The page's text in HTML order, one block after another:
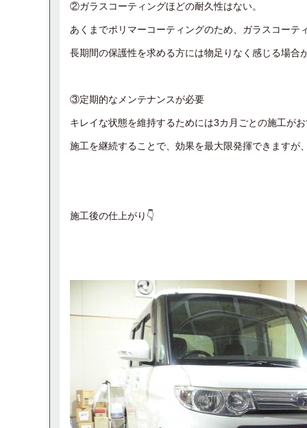
②ガラスコーティングほどの耐久性はない。
あくまでポリマーコーティングのため、ガラスコーテ
長期間の保護性を求める方には物足りなく感じる場合
③定期的なメンテナンスが必要
キレイな状態を維持するためには3カ月ごとの施工がお
施工を継続することで、効果を最大限発揮できますが
施工後の仕上がり👇